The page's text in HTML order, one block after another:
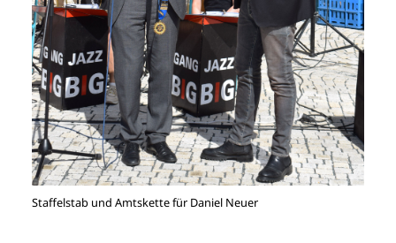
Staffelstab und Amtskette für Daniel Neuer